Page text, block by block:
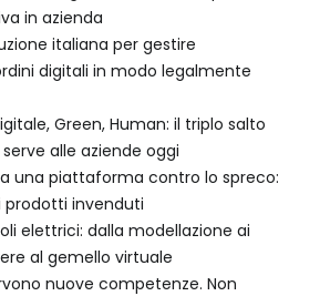
in azienda
italiana per gestire
digitali in modo legalmente
Green, Human: il triplo salto
alle aziende oggi
una piattaforma contro lo spreco:
prodotti invenduti
elettrici: dalla modellazione ai
al gemello virtuale
nuove competenze. Non